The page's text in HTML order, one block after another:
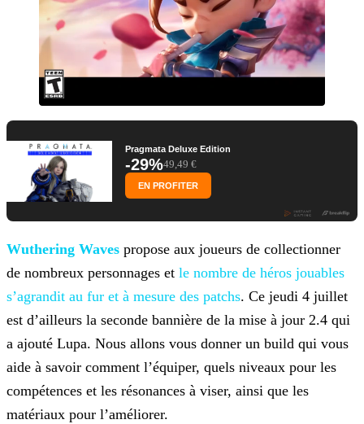
Pragmata Deluxe Edition
-29%49,49 €
EN PROFITER
Wuthering Waves propose aux joueurs de collectionner
de nombreux personnages et le nombre de héros jouables
s’agrandit au fur et à mesure des patchs. Ce jeudi 4 juillet
est d’ailleurs la seconde bannière de la mise à jour 2.4 qui
a ajouté Lupa. Nous allons vous donner un build qui vous
aide à savoir comment l’équiper, quels niveaux pour les
compétences et les résonances à viser, ainsi que les
matériaux pour l’améliorer.